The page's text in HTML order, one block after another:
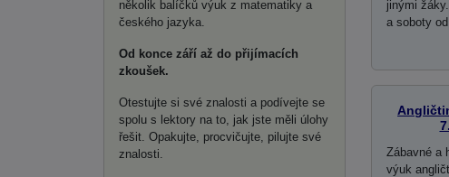
několik balíčků výuk z matematiky a
českého jazyka.
Od konce září až do přijímacích
zkoušek.
Otestujte si své znalosti a podívejte se
spolu s lektory na to, jak jste měli úlohy
řešit. Opakujte, procvičujte, pilujte své
znalosti.
jinými
a soboty
Zábavné a
výuk